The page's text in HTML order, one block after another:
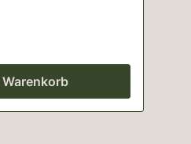
Warenkorb